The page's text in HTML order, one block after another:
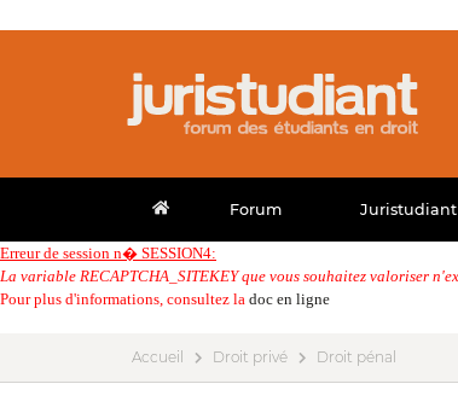
Forum Juristudiant
Erreur de session n� SESSION4:
La variable RECAPTCHA_SITEKEY que vous souhaitez valoriser
Pour plus d'informations, consultez la doc en ligne
Accueil Droit privé Droit pénal